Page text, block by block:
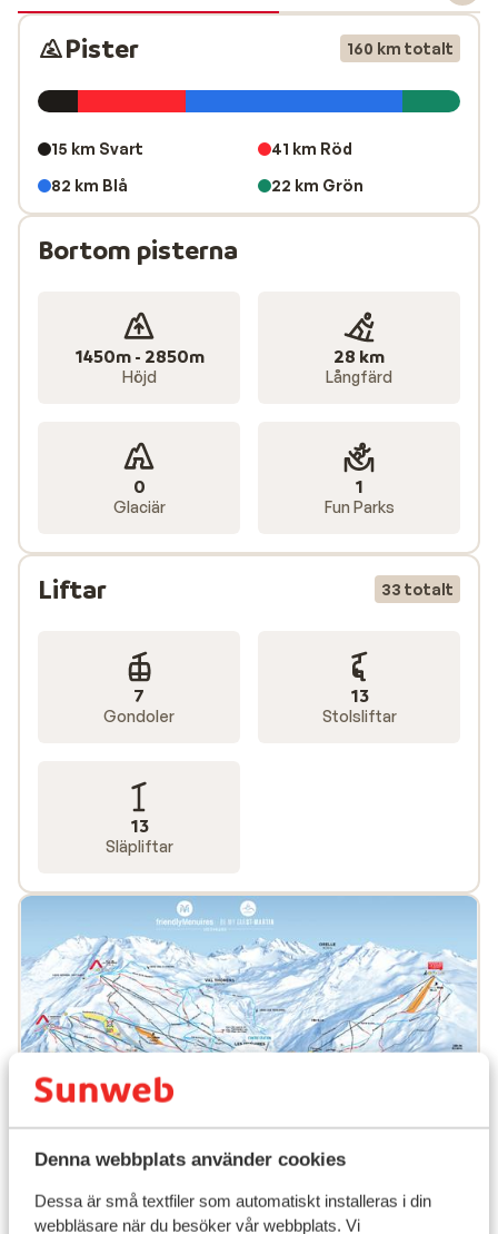
Denna webbplats använder cookies
Dessa är små textfiler som automatiskt installeras i din
webbläsare när du besöker vår webbplats. Vi
Pister 160 km totalt
15 km Svart
41 km Röd
82 km Blå
22 km Grön
Bortom pisterna
1450m - 2850m
Höjd
28 km
Långfärd
0
Glaciär
1
Fun Parks
Liftar 33 totalt
7
Gondoler
13
Stolsliftar
13
Släpliftar